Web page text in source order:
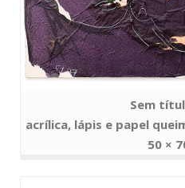
Sem
acrílica, lápis e papel
50 ×